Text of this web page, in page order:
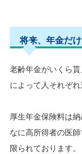
将来、年金だ
老齢年金がいくら
によって人それぞれ
厚生年金保険料は
なに高所得者の医
限られております。